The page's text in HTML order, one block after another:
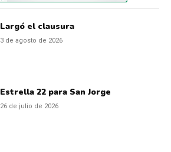
Largó el clausura
3 de agosto de 2026
Estrella 22 para San Jorge
26 de julio de 2026